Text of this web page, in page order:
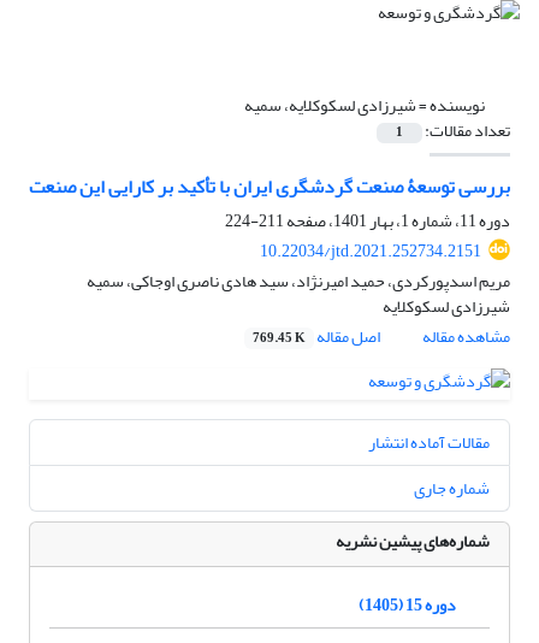
نویسنده =شیرزادی لسکوکلایه، سمیه
تعداد مقالات: 1
بررسی توسعۀ صنعت گردشگری ایران با تأکید بر کارایی این صنعت
دوره 11، شماره 1، بهار 1401، صفحه
211-224
10.22034/jtd.2021.252734.2151
مریم اسدپورکردی، حمید امیرنژاد، سید هادی ناصری اوجاکی، سمیه
شیرزادی لسکوکلایه
مشاهده مقاله
اصل مقاله 769.45 K
مقالات آماده انتشار
شماره جاری
شماره‌های پیشین نشریه
دوره 15 (1405)